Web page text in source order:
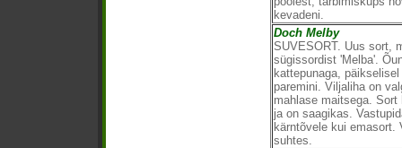
kevadeni.
Doch Melby
SUVESORT. Uus sort,
sügissordist 'Melba'.
kattepunaga,
paremini. Viljaliha on
mahlase maitsega.
ja on saagikas.
kärntõvele kui emasort.
suhtes.